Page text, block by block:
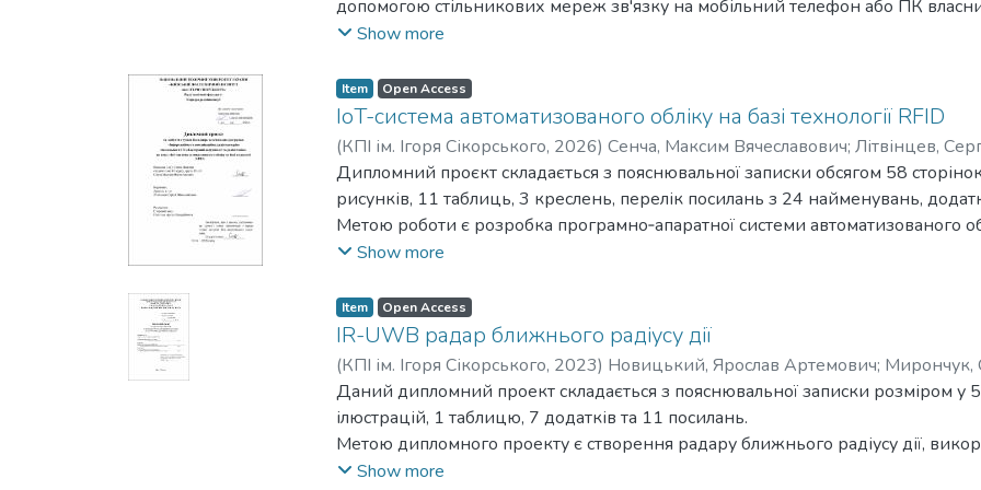
допомогою стільникових мереж зв'язку на мобільний телефон або ПК
мають доступ до об’єкту та служби охорони. Наявність резервного живлення
Show more
Item Open Access
IoT-система автоматизованого обліку на базі технології RFID
(КПІ ім. Ігоря Сікорського, 2026) Сенча, Максим Вячеславович; Літвінцев,
Дипломний проєкт складається з пояснювальної записки обсягом 58
рисунків, 11 таблиць, 3 креслень, перелік посилань з 24 найменувань,
Метою роботи є розробка програмно‑апаратної системи автоматизованого
інтеграцією у хмарні сервіси. У процесі виконання проєкту проведено
схему живлення на базі акумулятора 18650 із контролером заряду TP4056
Розроблено алгоритм роботи системи, реалізовано передачу даних у хмару
Google Sheets, а також механізм віддаленого налаштування.
працездатність системи: дальність зчитування RFID‑міток становить до 2 м,
тривалість автономної роботи від акумулятора ємністю 2900 мА·год сягає
компонентів складає близько 2837 грн, що робить систему доступною для
рішень.
Show more
Item Open Access
IR-UWB радар ближнього радіусу дії
(КПІ ім. Ігоря Сікорського, 2023) Новицький, Ярослав Артемович; Мирончук,
Даний дипломний проект складається з пояснювальної записки розміром у
ілюстрацій, 1 таблицю, 7 додатків та 11 посилань.
Метою дипломного проекту є створення радару ближнього радіусу дії,
(Ultra-Wideband). Для вимірювання відста-ні від приладу до об'єкту
Show more